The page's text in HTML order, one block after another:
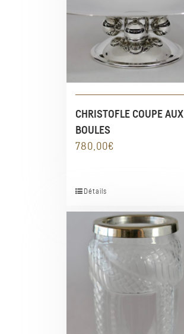
CHRISTOFLE COUPE AUX
BOULES
780,00€
Détails